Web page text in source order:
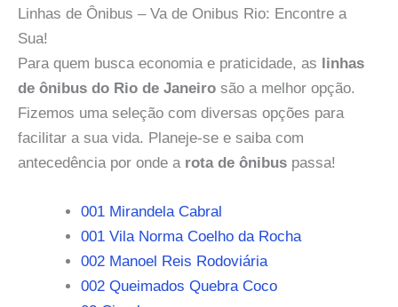
Linhas de Ônibus – Va de Onibus Rio: Encontre a
Sua!
Para quem busca economia e praticidade, as linhas
de ônibus do Rio de Janeiro são a melhor opção.
Fizemos uma seleção com diversas opções para
facilitar a sua vida. Planeje-se e saiba com
antecedência por onde a rota de ônibus passa!
001 Mirandela Cabral
001 Vila Norma Coelho da Rocha
002 Manoel Reis Rodoviária
002 Queimados Quebra Coco